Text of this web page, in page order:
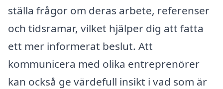
ställa frågor om deras arbete, referenser
och tidsramar, vilket hjälper dig att fatta
ett mer informerat beslut. Att
kommunicera med olika entreprenörer
kan också ge värdefull insikt i vad som är